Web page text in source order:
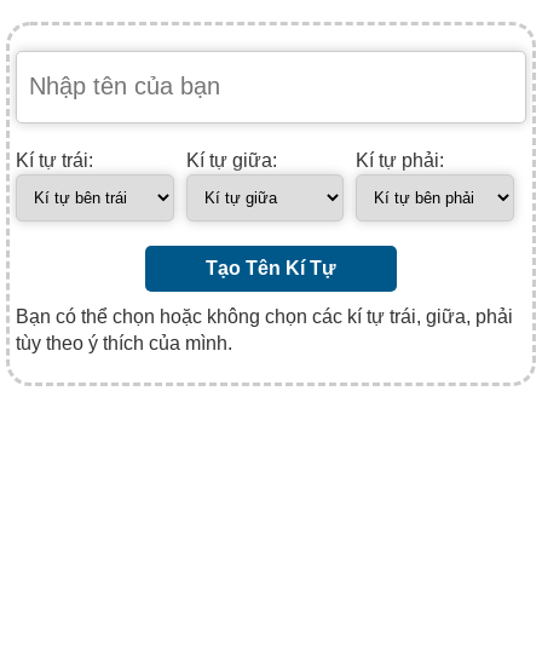
Kí tự trái: Kí tự giữa: Kí tự phải:
Tạo Tên Kí Tự
Bạn có thể chọn hoặc không chọn các kí tự trái, giữa, phải
tùy theo ý thích của mình.